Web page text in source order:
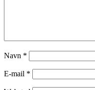
Navn *
E-mail *